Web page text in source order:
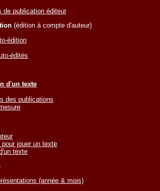
de publication éditeur
(édition à compte d'auteur)
édition
édités
d'un texte
des publications
pour jouer un texte
texte
(année & mois)